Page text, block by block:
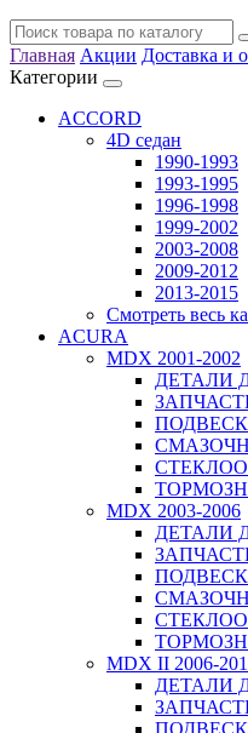
Главная Акции Доставка и
Категории
ACCORD
4D седан
1990-1993
1993-1995
1996-1998
1999-2002
2003-2008
2009-2012
2013-2015
Смотреть весь
ACURA
MDX 2001-2002
ДЕТАЛИ
MDX 2003-2006
ДЕТАЛИ
MDX II 2006-
ДЕТАЛИ